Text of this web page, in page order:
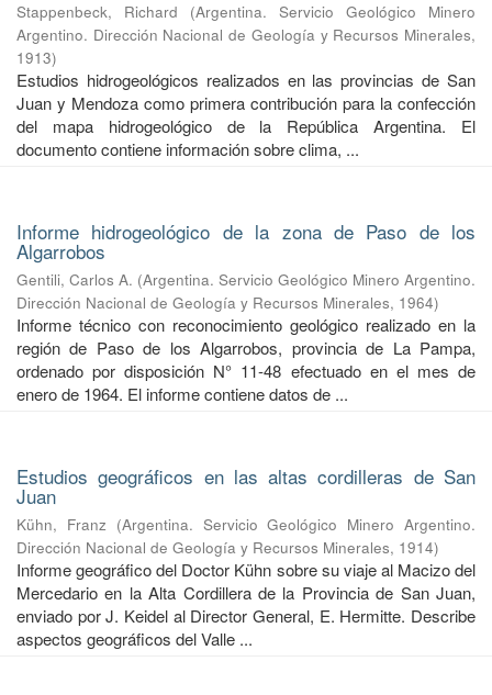
Stappenbeck, Richard (Argentina. Servicio Geológico Minero
Argentino. Dirección Nacional de Geología y Recursos Minerales,
1913)
Estudios hidrogeológicos realizados en las provincias de San
Juan y Mendoza como primera contribución para la confección
del mapa hidrogeológico de la República Argentina. El
documento contiene información sobre clima, ...
Informe hidrogeológico de la zona de Paso de los
Algarrobos
Gentili, Carlos A. (Argentina. Servicio Geológico Minero Argentino.
Dirección Nacional de Geología y Recursos Minerales, 1964)
Informe técnico con reconocimiento geológico realizado en la
región de Paso de los Algarrobos, provincia de La Pampa,
ordenado por disposición N° 11-48 efectuado en el mes de
enero de 1964. El informe contiene datos de ...
Estudios geográficos en las altas cordilleras de San
Juan
Kühn, Franz (Argentina. Servicio Geológico Minero Argentino.
Dirección Nacional de Geología y Recursos Minerales, 1914)
Informe geográfico del Doctor Kühn sobre su viaje al Macizo del
Mercedario en la Alta Cordillera de la Provincia de San Juan,
enviado por J. Keidel al Director General, E. Hermitte. Describe
aspectos geográficos del Valle ...